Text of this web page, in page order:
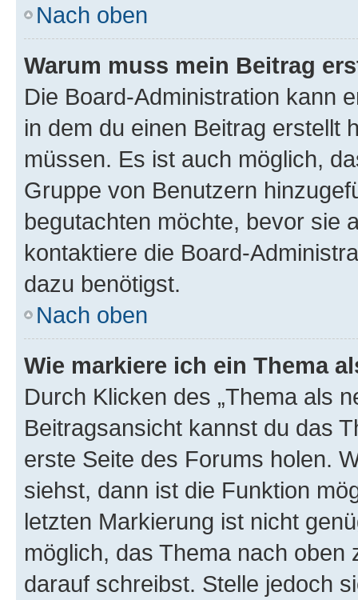
Nach oben
Warum muss mein Beitrag
Die Board-Administration kann
in dem du einen Beitrag erstellt
müssen. Es ist auch möglich,
Gruppe von Benutzern
begutachten möchte, bevor sie
kontaktiere die Board-
dazu benötigst.
Nach oben
Wie markiere ich ein Thema
Durch Klicken des „Thema als
Beitragsansicht kannst du das
erste Seite des Forums holen.
siehst, dann ist die Funktion
letzten Markierung ist nicht
möglich, das Thema nach oben
darauf schreibst. Stelle jedoch